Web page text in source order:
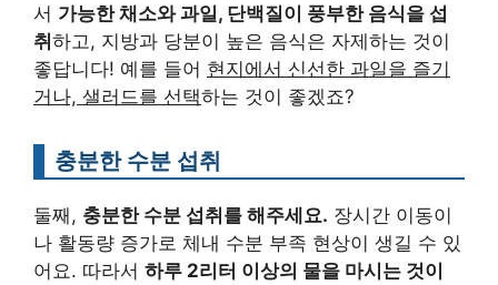
서 가능한 채소와 과일, 단백질이 풍부한 음식을 섭
취하고, 지방과 당분이 높은 음식은 자제하는 것이
좋답니다! 예를 들어 현지에서 신선한 과일을 즐기
거나, 샐러드를 선택하는 것이 좋겠죠?
충분한 수분 섭취
둘째, 충분한 수분 섭취를 해주세요. 장시간 이동이
나 활동량 증가로 체내 수분 부족 현상이 생길 수 있
어요. 따라서 하루 2리터 이상의 물을 마시는 것이